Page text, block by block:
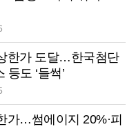
한가 도달…한국첨단
등도 ‘들썩’
가…썸에이지 20%·피